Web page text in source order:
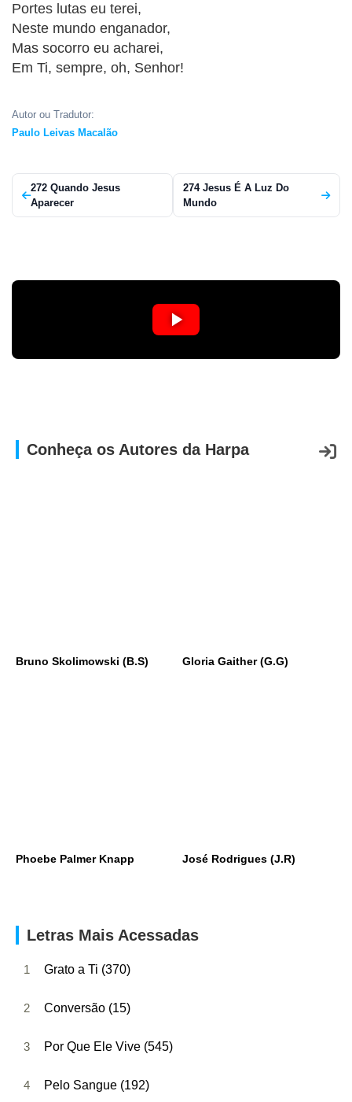
AUTORES
DA
HARPA
APP
Portes lutas eu terei,
Neste mundo enganador,
Mas socorro eu acharei,
Em Ti, sempre, oh, Senhor!
Autor ou Tradutor:
Paulo Leivas Macalão
272 Quando Jesus
Aparecer
274 Jesus É A Luz Do
Mundo
Conheça os Autores da Harpa
Bruno Skolimowski (B.S) Gloria Gaither (G.G)
Phoebe Palmer Knapp José Rodrigues (J.R)
Letras Mais Acessadas
1 Grato a Ti (370)
2 Conversão (15)
3 Por Que Ele Vive (545)
4 Pelo Sangue (192)